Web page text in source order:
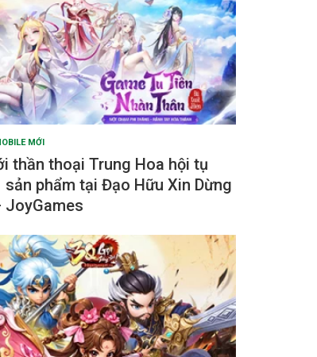
MỚI
thần thoại Trung Hoa hội tụ
phẩm tại Đạo Hữu Xin Dừng
JoyGames